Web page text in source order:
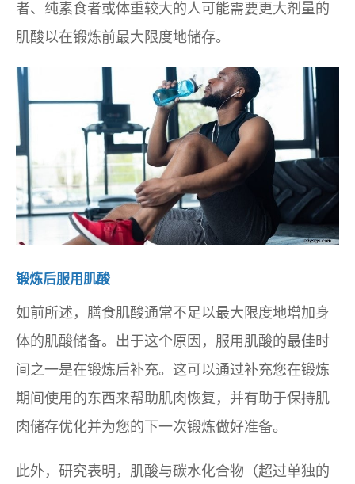
者、纯素食者或体重较大的人可能需要更大剂量的
肌酸以在锻炼前最大限度地储存。
锻炼后服用肌酸
如前所述，膳食肌酸通常不足以最大限度地增加身
体的肌酸储备。出于这个原因，服用肌酸的最佳时
间之一是在锻炼后补充。这可以通过补充您在锻炼
期间使用的东西来帮助肌肉恢复，并有助于保持肌
肉储存优化并为您的下一次锻炼做好准备。
此外，研究表明，肌酸与碳水化合物（超过单独的